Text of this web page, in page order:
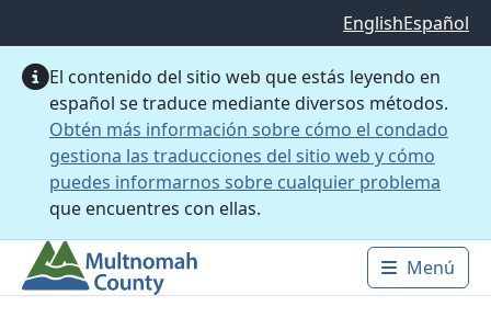
EnglishEspañol
El contenido del sitio web que estás leyendo en
español se traduce mediante diversos métodos.
Obtén más información sobre cómo el condado
gestiona las traducciones del sitio web y cómo
puedes informarnos sobre cualquier problema
que encuentres con ellas.
Main
Menú